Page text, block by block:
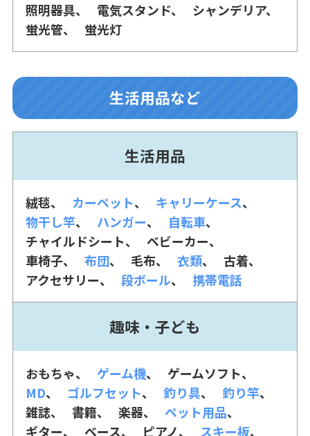
照明器具 電気スタンド
シャンデリア
蛍光管
蛍光灯
生活用品など
生活用品
絨毯 カーペット
キャリーケース
物干し竿
ハンガー
自転車
チャイルドシート
ベビーカー
車椅子
布団 毛布 衣類
古着
アクセサリー
段ボール 携帯電話
趣味・子ども
おもちゃ ゲーム機
ゲームソフト
MD
ゴルフセット 釣り具
釣り竿
雑誌
書籍 楽器
ペット用品
ギター
ベース ピアノ スキー板